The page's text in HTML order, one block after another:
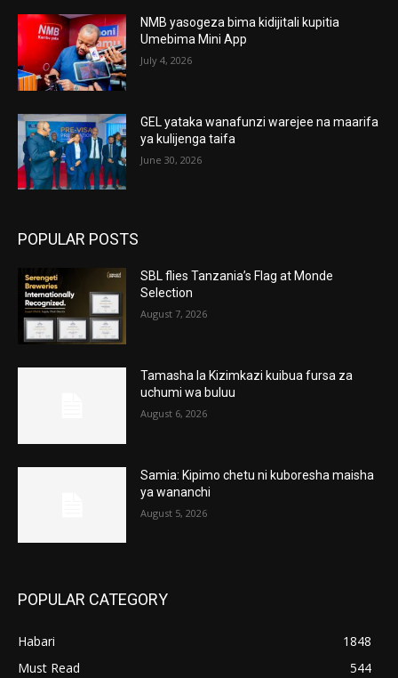
NMB yasogeza bima kidijitali kupitia
Umebima Mini App
July 4, 2026
GEL yataka wanafunzi warejee na maarifa
ya kulijenga taifa
June 30, 2026
POPULAR POSTS
SBL flies Tanzania’s Flag at Monde
Selection
August 7, 2026
Tamasha la Kizimkazi kuibua fursa za
uchumi wa buluu
August 6, 2026
Samia: Kipimo chetu ni kuboresha maisha
ya wananchi
August 5, 2026
POPULAR CATEGORY
Habari
1848
Must Read
544